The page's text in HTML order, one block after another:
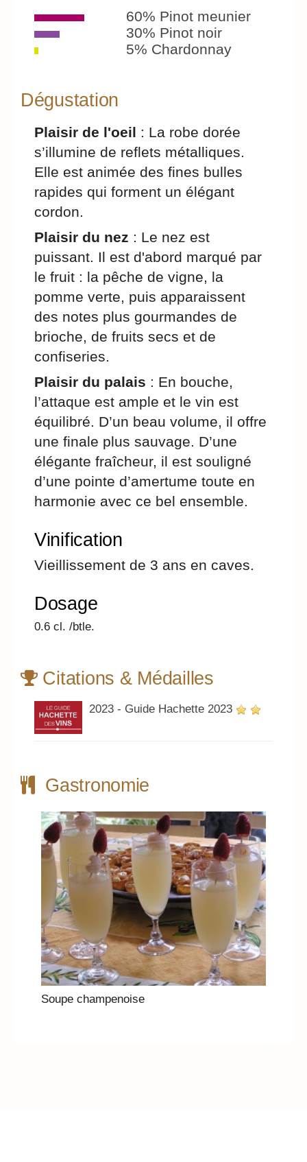
60% Pinot meunier
30% Pinot noir
5% Chardonnay
Dégustation
Plaisir de l'oeil : La robe dorée
s’illumine de reflets métalliques.
Elle est animée des fines bulles
rapides qui forment un élégant
cordon.
Plaisir du nez : Le nez est
puissant. Il est d'abord marqué par
le fruit : la pêche de vigne, la
pomme verte, puis apparaissent
des notes plus gourmandes de
brioche, de fruits secs et de
confiseries.
Plaisir du palais : En bouche,
l’attaque est ample et le vin est
équilibré. D’un beau volume, il offre
une finale plus sauvage. D’une
élégante fraîcheur, il est souligné
d’une pointe d’amertume toute en
harmonie avec ce bel ensemble.
Vinification
Vieillissement de 3 ans en caves.
Dosage
0.6 cl. /btle.
Citations & Médailles
2023 - Guide Hachette 2023
Gastronomie
Soupe champenoise